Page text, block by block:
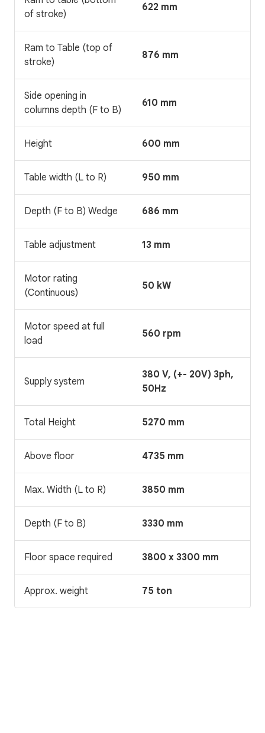
of stroke)
622 mm
Ram to Table (top of
stroke)
876 mm
Side opening in
columns depth (F to B)
610 mm
Height 600 mm
Table width (L to R) 950 mm
Depth (F to B) Wedge 686 mm
Table adjustment 13 mm
Motor rating
(Continuous)
50 kW
Motor speed at full
load
560 rpm
Supply system
380 V, (+- 20V) 3ph,
50Hz
Total Height 5270 mm
Above floor 4735 mm
Max. Width (L to R) 3850 mm
Depth (F to B) 3330 mm
Floor space required 3800 x 3300 mm
Approx. weight 75 ton